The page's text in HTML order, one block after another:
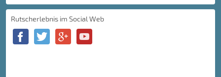
Rutscherlebnis im Social Web